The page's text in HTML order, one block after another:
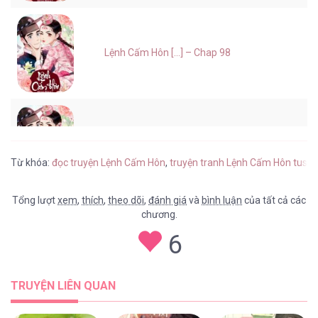
Lệnh Cấm Hôn [...] – Chap 98
Lệnh Cấm Hôn [...] – Chap 96
Từ khóa: đọc truyện Lệnh Cấm Hôn, truyện tranh Lệnh Cấm Hôn
Tổng lượtxem, thích, theo dõi, đánh giá và bình luận của tất cả các
chương.
6
TRUYỆN LIÊN QUAN